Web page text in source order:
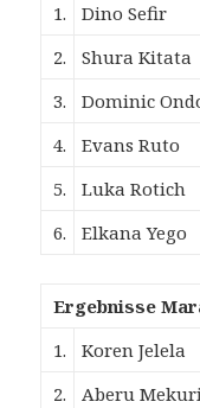
1. Dino Sefir
2.
Shura Kitata
3.
Dominic
4.
Evans Ruto
5.
Luka Rotich
6.
Elkana Yego
Ergebnisse
1.
Koren Jelela
2.
Aberu